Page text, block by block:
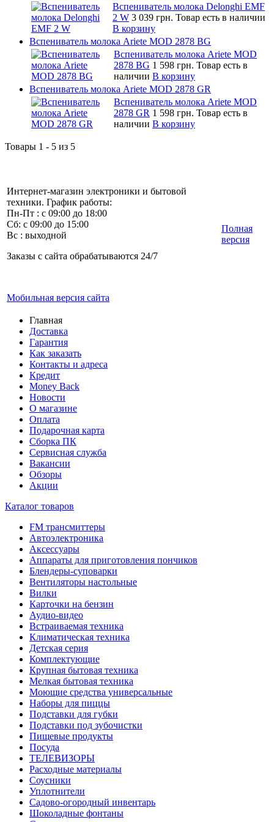
Вспениватель молока Delonghi EMF
2 W 3 039 грн. Товар есть в наличии
В корзину
Вспениватель молока Ariete MOD 2878 BG
Вспениватель молока Ariete MOD
2878 BG 1 598 грн. Товар есть в
наличии В корзину
Вспениватель молока Ariete MOD 2878 GR
Вспениватель молока Ariete MOD
2878 GR 1 598 грн. Товар есть в
наличии В корзину
Товары 1 - 5 из 5
Интернет-магазин электроники и бытовой
техники. График работы:
Пн-Пт : с 09:00 до 18:00
Сб: с 09:00 до 15:00
Вс : выходной
Заказы с сайта обрабатываются 24/7
Мобильная версия сайта
Полная
версия
Главная
Доставка
Гарантия
Как заказать
Контакты и адреса
Кредит
Money Back
Новости
О магазине
Оплата
Подарочная карта
Сборка ПК
Сервисная служба
Вакансии
Обзоры
Акции
Каталог товаров
FM трансмиттеры
Автоэлектроника
Аксессуары
Аппараты для приготовления пончиков
Блендеры-суповарки
Вентиляторы настольные
Вилки
Карточки на бензин
Аудио-видео
Встраиваемая техника
Климатическая техника
Детская серия
Комплектующие
Крупная бытовая техника
Мелкая бытовая техника
Моющие средства универсальные
Наборы для пиццы
Подставки для губки
Подставки под зубочистки
Пищевые продукты
Посуда
ТЕЛЕВИЗОРЫ
Расходные материалы
Соусники
Уплотнители
Садово-огородный инвентарь
Шоколадные фонтаны